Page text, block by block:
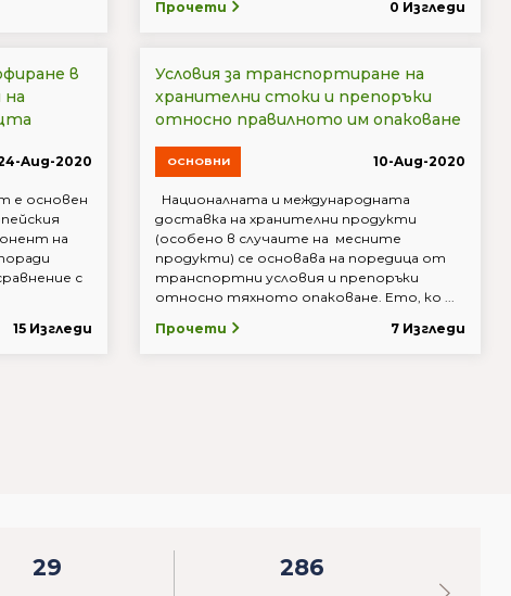
Прочети
0 Изгледи
в
на
Aug-2020
е основен
на
с
15 Изгледи
Условия за транспортиране на
хранителни стоки и препоръки
относно правилното им опаковане
ОСНОВНИ 10-Aug-2020
Националната и международната
доставка на хранителни продукти
(особено в случаите на месните
продукти) се основава на поредица от
транспортни условия и препоръки
относно тяхното опаковане. Ето, ко ...
Прочети
7 Изгледи
29 286